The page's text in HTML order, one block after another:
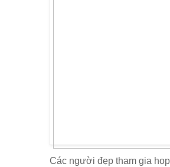
Các người đẹp tham gia